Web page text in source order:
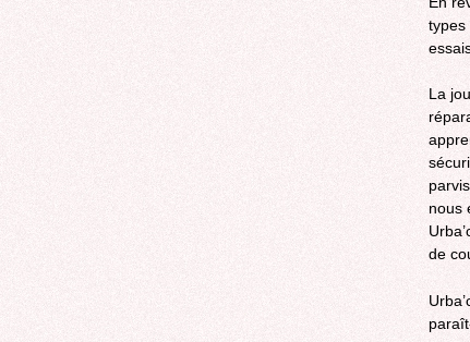
types
La
nous
de